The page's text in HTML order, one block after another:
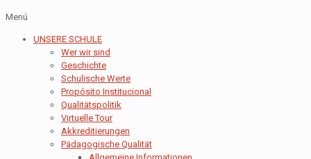
Menú
UNSERE SCHULE
Wer wir sind
Geschichte
Schulische Werte
Propósito Institucional
Qualitätspolitik
Virtuelle Tour
Akkreditierungen
Pädagogische Qualität